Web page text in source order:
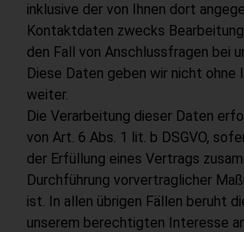
inklusive der von Ihnen dort
Kontaktdaten zwecks
den Fall von Anschlussfragen bei
Diese Daten geben wir nicht ohne
weiter.
Die Verarbeitung dieser Daten
von Art. 6 Abs. 1 lit. b DSGVO,
der Erfüllung eines Vertrags
Durchführung vorvertraglicher
ist. In allen übrigen Fällen beruht
unserem berechtigten Interesse